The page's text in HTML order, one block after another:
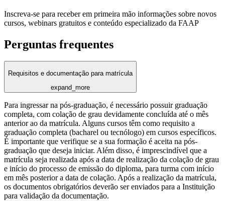
Inscreva-se para receber em primeira mão informações sobre novos
cursos, webinars gratuitos e conteúdo especializado da FAAP
Perguntas frequentes
Requisitos e documentação para matrícula
expand_more
Para ingressar na pós-graduação, é necessário possuir graduação
completa, com colação de grau devidamente concluída até o mês
anterior ao da matrícula. Alguns cursos têm como requisito a
graduação completa (bacharel ou tecnólogo) em cursos específicos.
É importante que verifique se a sua formação é aceita na pós-
graduação que deseja iniciar. Além disso, é imprescindível que a
matrícula seja realizada após a data de realização da colação de grau
e início do processo de emissão do diploma, para turma com início
em mês posterior a data de colação. Após a realização da matrícula,
os documentos obrigatórios deverão ser enviados para a Instituição
para validação da documentação.